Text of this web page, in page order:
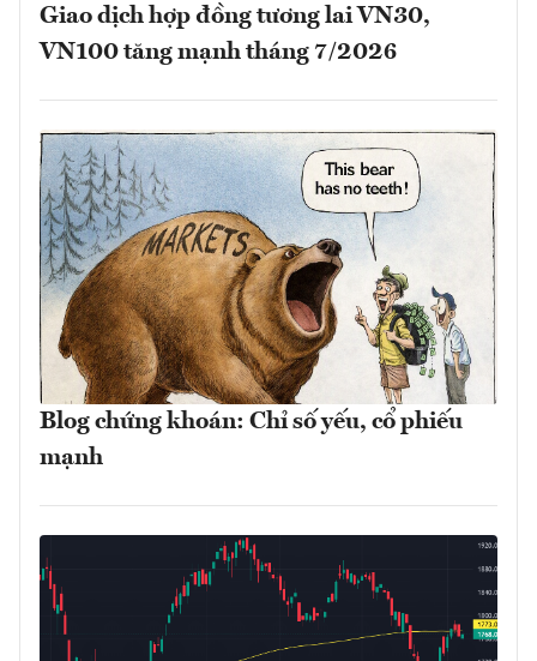
Giao dịch hợp đồng tương lai VN30,
VN100 tăng mạnh tháng 7/2026
Blog chứng khoán: Chỉ số yếu, cổ phiếu
mạnh